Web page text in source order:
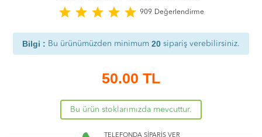
star star star star star 909 Değerlendirme
Bilgi : Bu ürünümüzden minimum 20 sipariş verebilirsiniz.
50.00 TL
Bu ürün stoklarımızda mevcuttur.
TELEFONDA SİPARİŞ VER